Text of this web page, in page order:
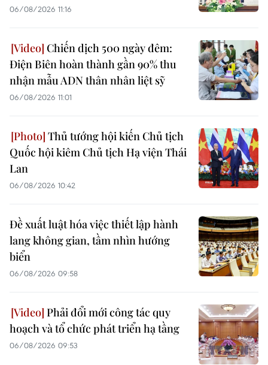
06/08/2026 11:16
Chiến dịch 500 ngày đêm:
Điện Biên hoàn thành gần 90% thu
nhận mẫu ADN thân nhân liệt sỹ
06/08/2026 11:01
Thủ tướng hội kiến Chủ tịch
Quốc hội kiêm Chủ tịch Hạ viện Thái
Lan
06/08/2026 10:42
Đề xuất luật hóa việc thiết lập hành
lang không gian, tầm nhìn hướng
biển
06/08/2026 09:58
Phải đổi mới công tác quy
hoạch và tổ chức phát triển hạ tầng
06/08/2026 09:53